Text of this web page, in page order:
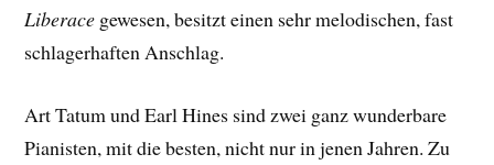
Liberace gewesen, besitzt einen sehr melodischen, fast
schlagerhaften Anschlag.
Art Tatum und Earl Hines sind zwei ganz wunderbare
Pianisten, mit die besten, nicht nur in jenen Jahren. Zu